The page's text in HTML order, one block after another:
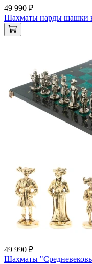
49 990 ₽
Шахматы нарды шашки
49 990 ₽
Шахматы